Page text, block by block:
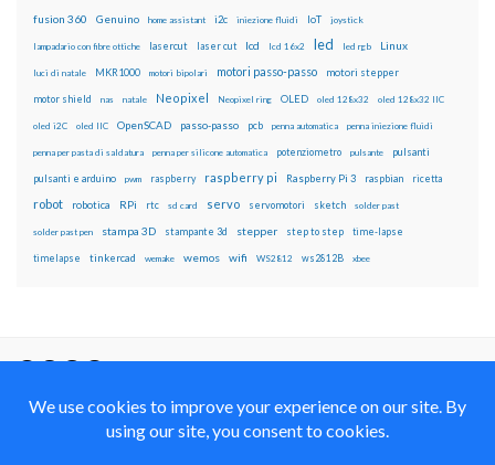
fusion 360 Genuino home assistant i2c iniezione fluidi IoT joystick
lampadario con fibre ottiche lasercut laser cut lcd lcd 16x2 led led rgb Linux
luci di natale MKR1000 motori bipolari motori passo-passo motori stepper
motor shield nas natale Neopixel Neopixel ring OLED oled 128x32 oled 128x32 IIC
oled i2C oled IIC OpenSCAD passo-passo pcb penna automatica penna iniezione fluidi
penna per pasta di saldatura penna per silicone automatica potenziometro pulsante pulsanti
pulsanti e arduino pwm raspberry raspberry pi Raspberry Pi 3 raspbian ricetta
robot robotica RPi rtc sd card servo servomotori sketch solder past
solder past pen stampa 3D stampante 3d stepper step to step time-lapse
timelapse tinkercad wemake wemos wifi WS2812 ws2812B xbee
Alike 4.0 International